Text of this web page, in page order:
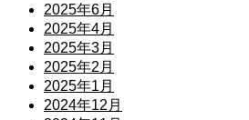
2025年6月
2025年4月
2025年3月
2025年2月
2025年1月
2024年12月